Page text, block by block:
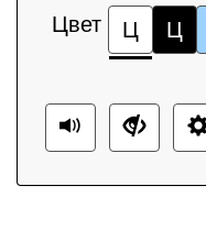
Цвет Ц Ц